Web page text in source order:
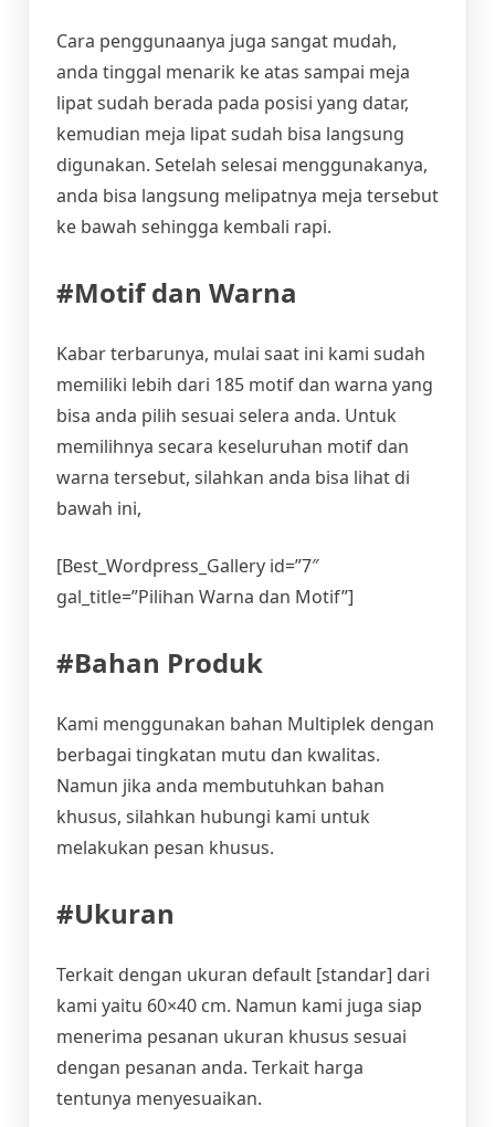
Cara penggunaanya juga sangat mudah,
anda tinggal menarik ke atas sampai meja
lipat sudah berada pada posisi yang datar,
kemudian meja lipat sudah bisa langsung
digunakan. Setelah selesai menggunakanya,
anda bisa langsung melipatnya meja tersebut
ke bawah sehingga kembali rapi.
#Motif dan Warna
Kabar terbarunya, mulai saat ini kami sudah
memiliki lebih dari 185 motif dan warna yang
bisa anda pilih sesuai selera anda. Untuk
memilihnya secara keseluruhan motif dan
warna tersebut, silahkan anda bisa lihat di
bawah ini,
[Best_Wordpress_Gallery id=”7″
gal_title=”Pilihan Warna dan Motif”]
#Bahan Produk
Kami menggunakan bahan Multiplek dengan
berbagai tingkatan mutu dan kwalitas.
Namun jika anda membutuhkan bahan
khusus, silahkan hubungi kami untuk
melakukan pesan khusus.
#Ukuran
Terkait dengan ukuran default [standar] dari
kami yaitu 60×40 cm. Namun kami juga siap
menerima pesanan ukuran khusus sesuai
dengan pesanan anda. Terkait harga
tentunya menyesuaikan.